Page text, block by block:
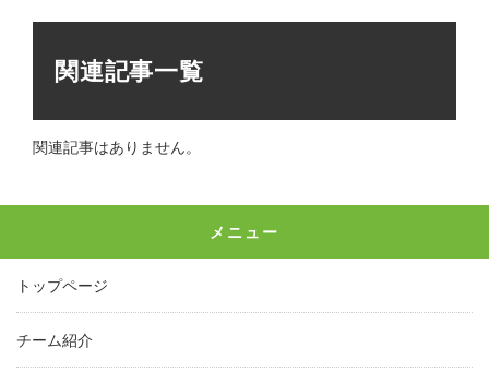
関連記事一覧
関連記事はありません。
メニュー
トップページ
チーム紹介